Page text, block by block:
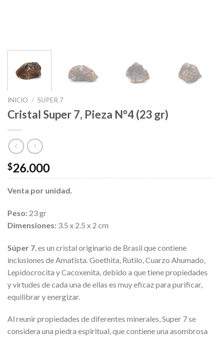
INICIO / SUPER 7
Cristal Super 7, Pieza N°4 (23 gr)
$26.000
Venta por unidad.
Peso: 23 gr
Dimensiones: 3.5 x 2.5 x 2 cm
Súper 7 , es un cristal originario de Brasil que contiene
inclusiones de Amatista. Goethita, Rutilo, Cuarzo Ahumado,
Lepidocrocita y Cacoxenita, debido a que tiene propiedades
y virtudes de cada una de ellas es muy eficaz para purificar,
equilibrar y energizar.
Al reunir propiedades de diferentes minerales, Super 7 se
considera una piedra espiritual, que contiene una asombrosa